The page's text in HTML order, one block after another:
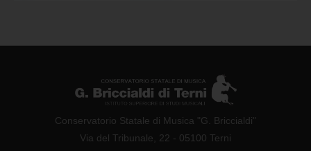
Conservatorio Statale di Musica "G. Briccialdi"
Via del Tribunale, 22 - 05100 Terni